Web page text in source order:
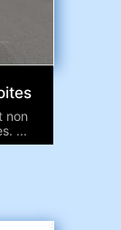
non
...